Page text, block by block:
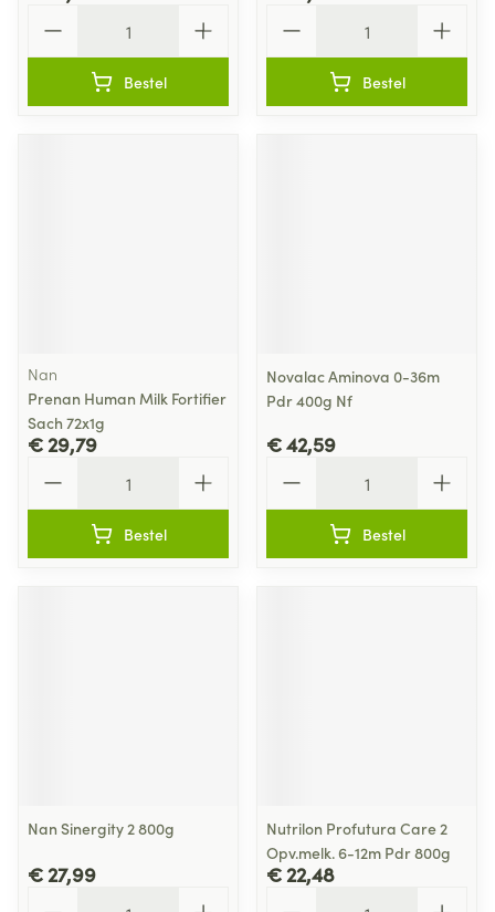
Bestel Bestel
Nan
Prenan Human Milk Fortifier
Sach 72x1g
€ 29,79
Bestel
Novalac Aminova 0-36m
Pdr 400g Nf
€ 42,59
Bestel
Nan Sinergity 2 800g
€ 27,99
Nutrilon Profutura Care 2
Opv.melk. 6-12m Pdr 800g
€ 22,48